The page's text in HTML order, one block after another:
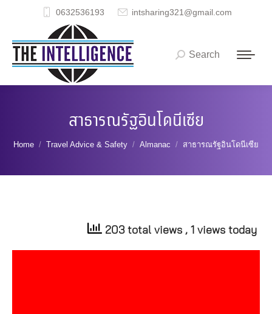
0632536193 intsharing321@gmail.com
Search:
Search
สาธารณรัฐอินโดนีเซีย
You are here:
Home Travel Advice & Safety Almanac สาธารณรัฐอินโดนีเซีย
203 total views , 1 views today